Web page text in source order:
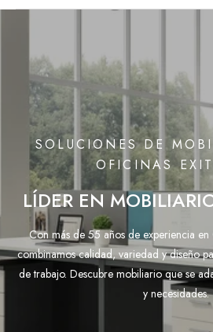
SOLUCIONES DE
OFICINAS
LÍDER EN
Con más de 55 años de experiencia
combinamos calidad, variedad y diseño
de trabajo. Descubre mobiliario que se
y necesidades.